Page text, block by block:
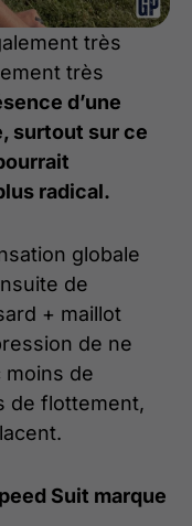
très
très
d’une
surtout sur ce
radical.
globale
de
+ maillot
de ne
moins de
de flottement,
Suit marque